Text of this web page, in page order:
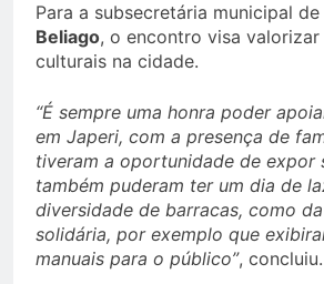
Para a subsecretária municipal de
Beliago, o encontro visa
culturais na cidade.
“É sempre uma honra poder
em Japeri, com a presença de
tiveram a oportunidade de expor
também puderam ter um dia de
diversidade de barracas, como
solidária, por exemplo que
manuais para o público”, concluiu.